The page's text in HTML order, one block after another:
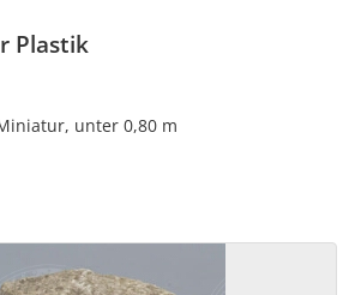
Plastik
unter 0,80 m